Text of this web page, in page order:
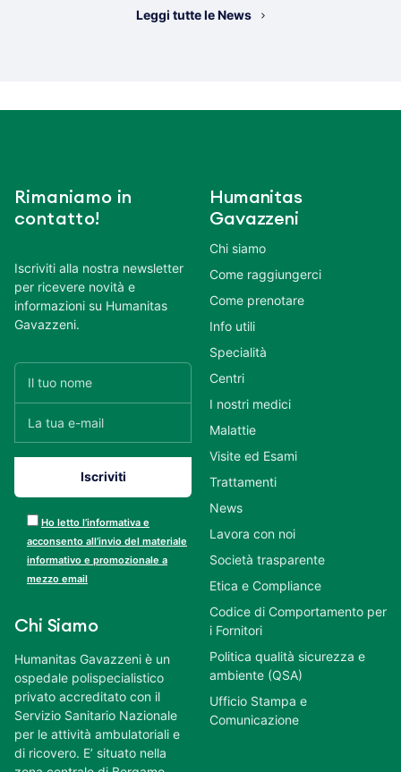
Leggi tutte le News
Rimaniamo in
contatto!
Iscriviti alla nostra newsletter
per ricevere novità e
informazioni su Humanitas
Gavazzeni.
Ho letto l’informativa e
acconsento all’invio del materiale
informativo e promozionale a
mezzo email
Chi Siamo
Humanitas Gavazzeni è un
ospedale polispecialistico
privato accreditato con il
Servizio Sanitario Nazionale
per le attività ambulatoriali e
di ricovero. E’ situato nella
Humanitas
Gavazzeni
Chi siamo
Come raggiungerci
Come prenotare
Info utili
Specialità
Centri
I nostri medici
Malattie
Visite ed Esami
Trattamenti
News
Lavora con noi
Società trasparente
Etica e Compliance
Codice di Comportamento per
i Fornitori
Politica qualità sicurezza e
ambiente (QSA)
Ufficio Stampa e
Comunicazione